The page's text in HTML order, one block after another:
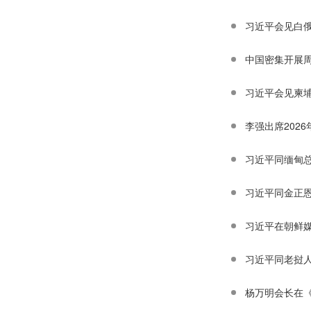
习近平会见白
中国密集开展
习近平会见柬
李强出席2026
习近平同缅甸
习近平同金正
习近平在朝鲜
习近平同老挝
杨万明会长在